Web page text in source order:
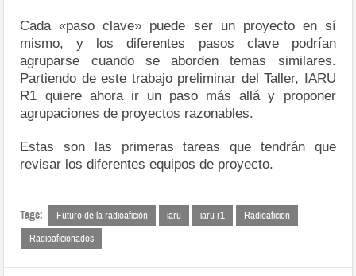
Cada «paso clave» puede ser un proyecto en sí
mismo, y los diferentes pasos clave podrían
agruparse cuando se aborden temas similares.
Partiendo de este trabajo preliminar del Taller, IARU
R1 quiere ahora ir un paso más allá y proponer
agrupaciones de proyectos razonables.
Estas son las primeras tareas que tendrán que
revisar los diferentes equipos de proyecto.
Tags: Futuro de la radioafición iaru iaru r1
Radioaficion
Radioaficionados